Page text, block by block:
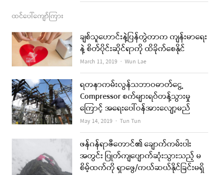
ထင်ပေါ်ကျော်ကြား
ချစ်သူဟောင်းနဲ့ပြန်တွဲတာက ကျန်းမာရေး
နဲ့ စိတ်ပိုင်းဆိုင်ရာကို ထိခိုက်စေနိုင်
March 11, 2019 Author
Wun Lae
ရတနာကမ်းလွန်သဘာဝဓာတ်ငွေ့
Compressor စက်များရပ်တန့်သွားမှု
ကြောင့် အရေးပေါ်ဝန်အားလျော့မည်
May 14, 2019 Author
Tun Tun
ဖန်ဂန်ရာဇီတောင်၏ ချောက်ကမ်းပါး
အတွင်း ပြုတ်ကျပျောက်ဆုံးသွားသည့် မ
စိမ့်ထက်ကို ရှာဖွေ/ကယ်ဆယ်နိုင်ခြင်းမရှိ